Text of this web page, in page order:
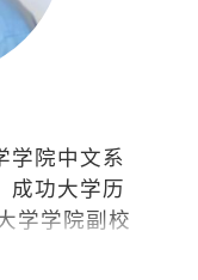
学院中文系
成功大学历
学学院副校
记忆：跨